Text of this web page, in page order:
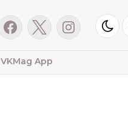
VKMag App